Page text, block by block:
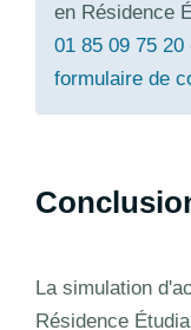
en Résidence
01 85 09 75 20
formulaire de
La simulation
Résidence